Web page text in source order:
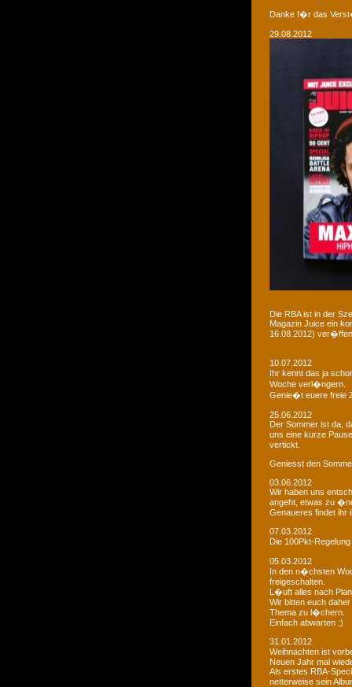
Danke f�r das
29.08.2012
Die RBA ist in der
Magazin Juice ein
16.08.2012)
10.07.2012
Ihr kennt das ja
Woche verl�ngern.
Genie�t euere freie
25.06.2012
Der Sommer ist da,
uns eine kurze
vertickt.
Geniesst den
03.06.2012
Wir haben uns
angeht, etwas zu
Genaueres findet ihr
07.03.2012
Die 100Pkt-
05.03.2012
In den n�chsten
freigeschalten.
L�uft alles nach
Wir bitten euch
Thema zu l�chern.
Einfach abwarten ;)
31.01.2012
Weihnachten ist
Neuen Jahr mal
Als erstes RBA-
netterweise sein